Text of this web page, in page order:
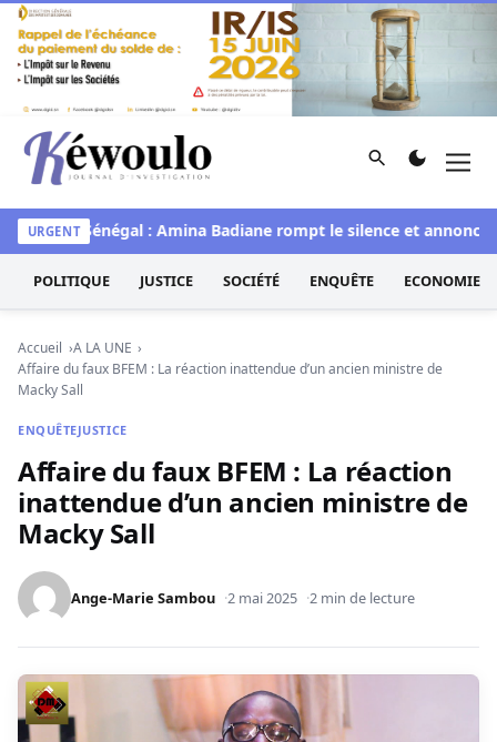
Aller au contenu
Kéwoulo, le premier site d'information et d'investigation
Rechercher
URGENT
Miss Sénégal : Amina Badiane rompt le silence et annonce
POLITIQUE JUSTICE SOCIÉTÉ ENQUÊTE ECONOMIE
Accueil
A LA UNE
Affaire du faux BFEM : La réaction inattendue d’un ancien ministre de
Macky Sall
ENQUÊTEJUSTICE
Affaire du faux BFEM : La réaction
inattendue d’un ancien ministre de
Macky Sall
Ange-Marie Sambou 2 mai 2025 2 min de lecture